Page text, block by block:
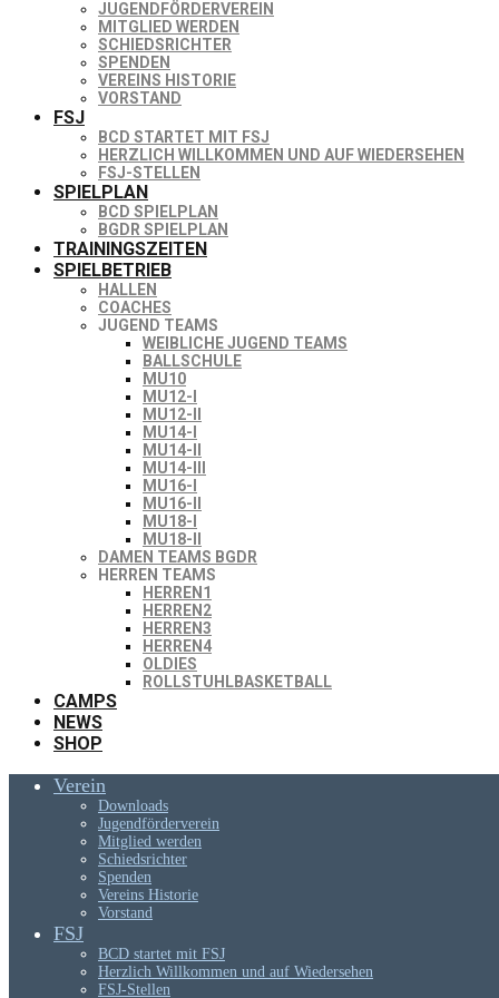
JUGENDFÖRDERVEREIN
MITGLIED WERDEN
SCHIEDSRICHTER
SPENDEN
VEREINS HISTORIE
VORSTAND
FSJ
BCD STARTET MIT FSJ
HERZLICH WILLKOMMEN UND AUF WIEDERSEHEN
FSJ-STELLEN
SPIELPLAN
BCD SPIELPLAN
BGDR SPIELPLAN
TRAININGSZEITEN
SPIELBETRIEB
HALLEN
COACHES
JUGEND TEAMS
WEIBLICHE JUGEND TEAMS
BALLSCHULE
MU10
MU12-I
MU12-II
MU14-I
MU14-II
MU14-III
MU16-I
MU16-II
MU18-I
MU18-II
DAMEN TEAMS BGDR
HERREN TEAMS
HERREN1
HERREN2
HERREN3
HERREN4
OLDIES
ROLLSTUHLBASKETBALL
CAMPS
NEWS
SHOP
Verein
Downloads
Jugendförderverein
Mitglied werden
Schiedsrichter
Spenden
Vereins Historie
Vorstand
FSJ
BCD startet mit FSJ
Herzlich Willkommen und auf Wiedersehen
FSJ-Stellen